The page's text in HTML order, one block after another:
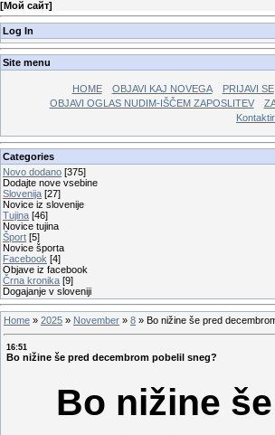
[Мой сайт]
Log In
Site menu
HOME OBJAVI KAJ NOVEGA PRIJAVI SE
OBJAVI OGLAS NUDIM-IŠČEM ZAPOSLITEV
Categories
Novo dodano [375]
Dodajte nove vsebine
Slovenija [27]
Novice iz slovenije
Tujina [46]
Novice tujina
Šport [5]
Novice športa
Facebook [4]
Objave iz facebook
Črna kronika [9]
Dogajanje v sloveniji
Home » 2025 » November » 8 » Bo nižine še pred
16:51
Bo nižine še pred decembrom pobelil sneg?
Bo nižine